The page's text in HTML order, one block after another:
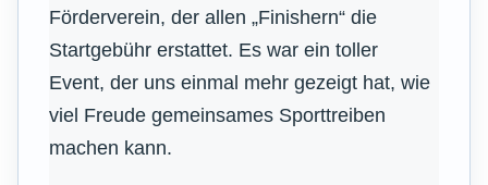
Förderverein, der allen „Finishern“ die
Startgebühr erstattet. Es war ein toller
Event, der uns einmal mehr gezeigt hat, wie
viel Freude gemeinsames Sporttreiben
machen kann.